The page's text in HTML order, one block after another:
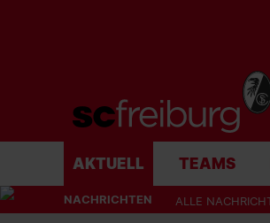
AKTUELL TEAMS
NACHRICHTEN ALLE